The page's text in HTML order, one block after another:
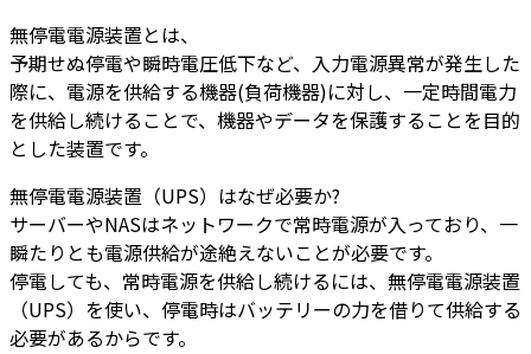
無停電電源装置とは、
予期せぬ停電や瞬時電圧低下など、入力電源異常が発生した
際に、電源を供給する機器(負荷機器)に対し、一定時間電力
を供給し続けることで、機器やデータを保護することを目的
とした装置です。
無停電電源装置（UPS）はなぜ必要か?
サーバーやNASはネットワークで常時電源が入っており、一
瞬たりとも電源供給が途絶えないことが必要です。
停電しても、常時電源を供給し続けるには、無停電電源装置
（UPS）を使い、停電時はバッテリーの力を借りて供給する
必要があるからです。